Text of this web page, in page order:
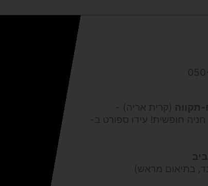
תקווה (קרית אריה) -
חופשית! עידו ספורט ב-
בתיאום מראש)